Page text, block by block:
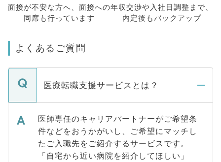
面接が不安な方へ、 面接への
同席も行っています
年収交渉や入社日調整まで、
内定後もバックアップ
よくあるご質問
医療転職支援サービスとは？
医師専任のキャリアパートナーがご希望条
件などをおうかがいし、ご希望にマッチし
たご入職先をご紹介するサービスです。
「自宅から近い病院を紹介してほしい」